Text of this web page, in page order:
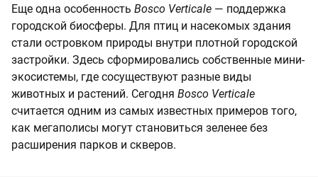
Еще одна особенность Bosco Verticale — поддержка
городской биосферы. Для птиц и насекомых здания
стали островком природы внутри плотной городской
застройки. Здесь сформировались собственные мини-
экосистемы, где сосуществуют разные виды
животных и растений. Сегодня Bosco Verticale
считается одним из самых известных примеров того,
как мегаполисы могут становиться зеленее без
расширения парков и скверов.